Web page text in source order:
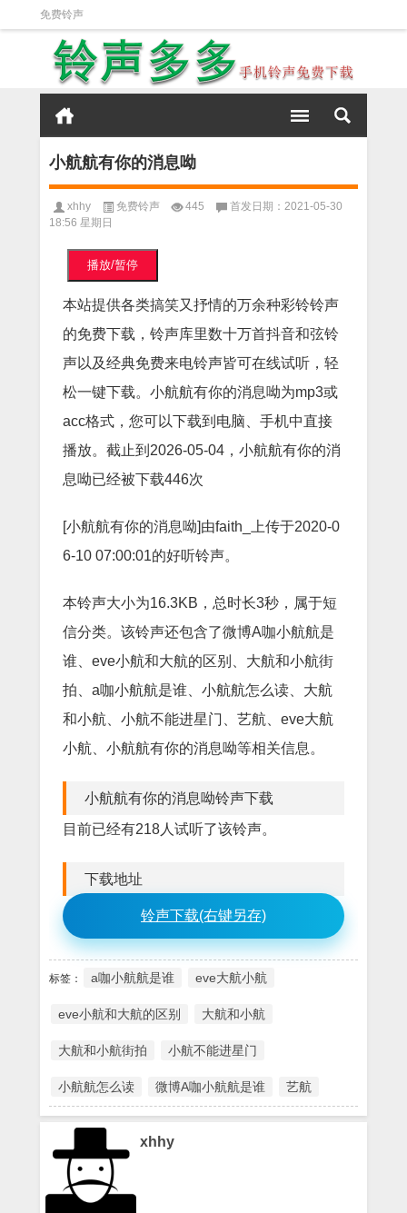
免费铃声
小航航有你的消息呦
xhhy 免费铃声 445
首发日期：2021-05-30
18:56 星期日
播放/暂停
本站提供各类搞笑又抒情的万余种彩铃铃声
的免费下载，铃声库里数十万首抖音和弦铃
声以及经典免费来电铃声皆可在线试听，轻
松一键下载。小航航有你的消息呦为mp3或
acc格式，您可以下载到电脑、手机中直接
播放。截止到2026-05-04，小航航有你的消
息呦已经被下载446次
[小航航有你的消息呦]由faith_上传于2020-0
6-10 07:00:01的好听铃声。
本铃声大小为16.3KB，总时长3秒，属于短
信分类。该铃声还包含了微博A咖小航航是
谁、eve小航和大航的区别、大航和小航街
拍、a咖小航航是谁、小航航怎么读、大航
和小航、小航不能进星门、艺航、eve大航
小航、小航航有你的消息呦等相关信息。
小航航有你的消息呦铃声下载
目前已经有218人试听了该铃声。
下载地址
铃声下载(右键另存)
标签： a咖小航航是谁 eve大航小航
eve小航和大航的区别 大航和小航
大航和小航街拍 小航不能进星门
小航航怎么读 微博A咖小航航是谁 艺航
xhhy